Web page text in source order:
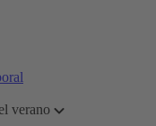
verano